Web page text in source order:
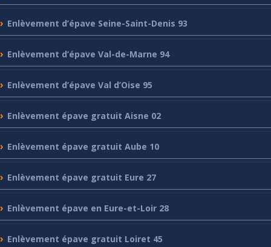
Enlèvement d’épave Seine-Saint-Denis 93
Enlèvement d’épave Val-de-Marne 94
Enlèvement d’épave Val d’Oise 95
Enlèvement épave gratuit Aisne 02
Enlèvement épave gratuit Aube 10
Enlèvement épave gratuit Eure 27
Enlèvement épave en Eure-et-Loir 28
Enlèvement épave gratuit Loiret 45